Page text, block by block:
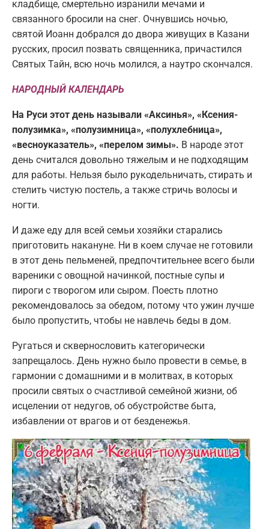
кладбище, смертельно изранили мечами и
связанного бросили на снег. Очнувшись ночью,
святой Иоанн добрался до двора живущих в Казани
русских, просил позвать священника, причастился
Святых Тайн, всю ночь молился, а наутро скончался.
НАРОДНЫЙ КАЛЕНДАРЬ
На Руси этот день называли «Аксинья», «Ксения-
полузимка», «полузимница», «полухлебница»,
«весноуказатель», «перелом зимы». В народе этот
день считался довольно тяжелым и не подходящим
для работы. Нельзя было рукодельничать, стирать и
стелить чистую постель, а также стричь волосы и
ногти.
И даже еду для всей семьи хозяйки старались
приготовить накануне. Ни в коем случае не готовили
в этот день пельменей, предпочтительнее всего были
вареники с овощной начинкой, постные супы и
пироги с творогом или сыром. Поесть плотно
рекомендовалось за обедом, потому что ужин лучше
было пропустить, чтобы не навлечь беды в дом.
Ругаться и сквернословить категорически
запрещалось. День нужно было провести в семье, в
гармонии с домашними и в молитвах, в которых
просили святых о счастливой семейной жизни, об
исцелении от недугов, об обустройстве быта,
избавлении от врагов и от безденежья.